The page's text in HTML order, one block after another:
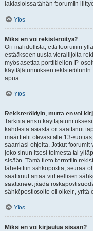
lakiasioissa tähän foorumiin
Ylös
Miksi en voi rekisteröityä?
On mahdollista, että foorumin
estääkseen uusia vierailijoita
myös asettaa porttikiellon IP-
käyttäjätunnuksen
apua.
Ylös
Rekisteröidyin, mutta en voi
Tarkista ensin
kahdesta asiasta on saattanut
määrittelit olevasi alle 13-
saamiasi ohjeita. Jotkut foorumit
joko sinun itsesi toimesta tai
sisään. Tämä tieto kerrottiin
lähetettiin sähköpostia, seuraa
saattanut antaa virheellisen
saattaneet jäädä
sähköpostiosoite oli oikein, yritä
Ylös
Miksi en voi kirjautua sisään?